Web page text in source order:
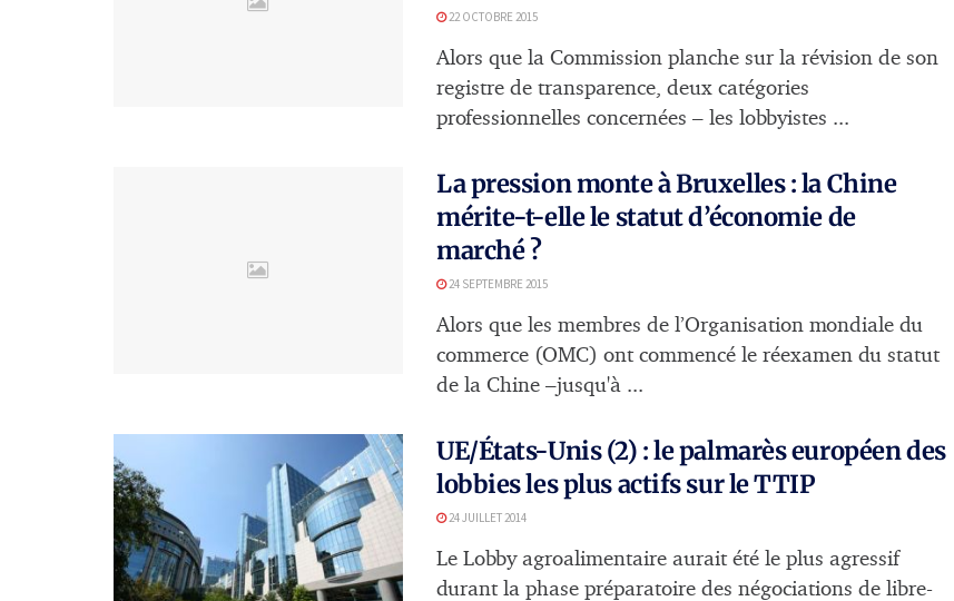
22 OCTOBRE 2015
Alors que la Commission planche sur la révision de son
registre de transparence, deux catégories
professionnelles concernées – les lobbyistes ...
La pression monte à Bruxelles : la Chine
mérite-t-elle le statut d’économie de
marché ?
24 SEPTEMBRE 2015
Alors que les membres de l’Organisation mondiale du
commerce (OMC) ont commencé le réexamen du statut
de la Chine –jusqu'à ...
UE/États-Unis (2) : le palmarès européen des
lobbies les plus actifs sur le TTIP
24 JUILLET 2014
Le Lobby agroalimentaire aurait été le plus agressif
durant la phase préparatoire des négociations de libre-